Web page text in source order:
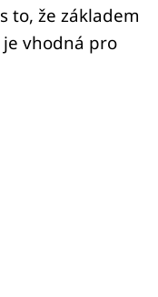
to, že základem
je vhodná pro